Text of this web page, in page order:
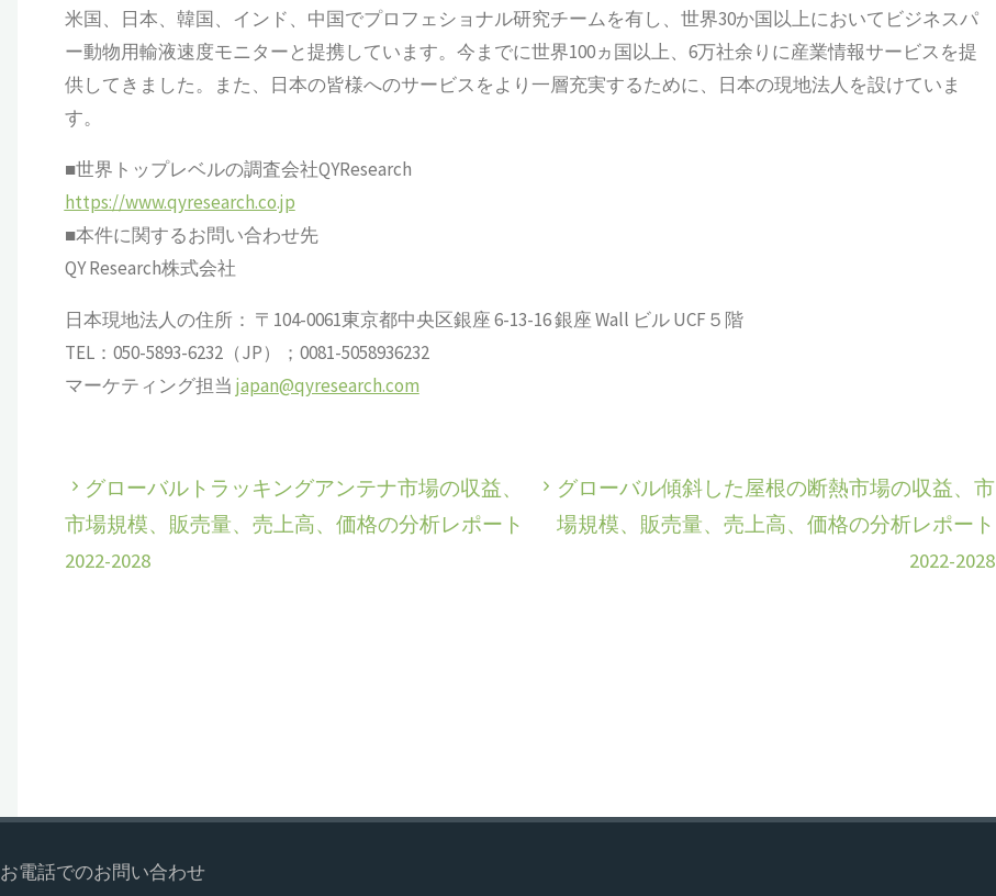
米国、日本、韓国、インド、中国でプロフェショナル研究チームを有し、世界30か国以上においてビジネスパ
ー動物用輸液速度モニターと提携しています。今までに世界100ヵ国以上、6万社余りに産業情報サービスを提
供してきました。また、日本の皆様へのサービスをより一層充実するために、日本の現地法人を設けていま
す。
■世界トップレベルの調査会社QYResearch
https://www.qyresearch.co.jp
■本件に関するお問い合わせ先
QY Research株式会社
日本現地法人の住所： 〒104-0061東京都中央区銀座 6-13-16 銀座 Wall ビル UCF５階
TEL：050-5893-6232（JP）；0081-5058936232
マーケティング担当 japan@qyresearch.com
グローバルトラッキングアンテナ市場の収益、
市場規模、販売量、売上高、価格の分析レポート
2022-2028
グローバル傾斜した屋根の断熱市場の収益、市
場規模、販売量、売上高、価格の分析レポート
2022-2028
お電話でのお問い合わせ